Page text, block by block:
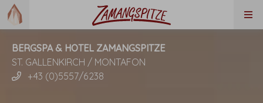
BERGSPA & HOTEL ZAMANGSPITZE
ST. GALLENKIRCH / MONTAFON
+43 (0)5557/6238